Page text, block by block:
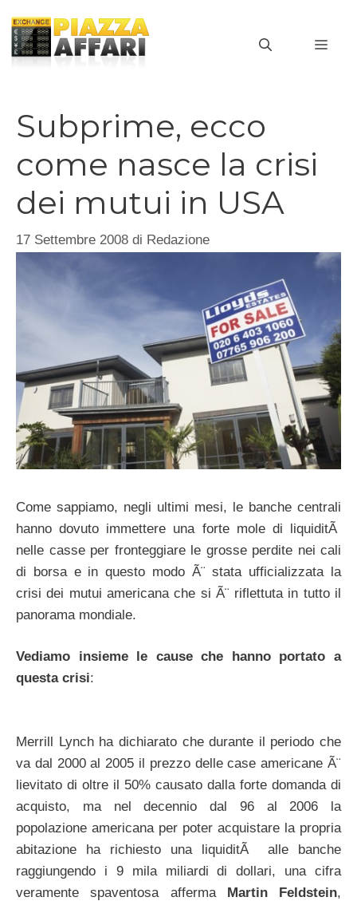
contenuto
Subprime, ecco
come nasce la crisi
dei mutui in USA
17 Settembre 2008 di Redazione
Come sappiamo, negli ultimi mesi, le banche centrali
hanno dovuto immettere una forte mole di liquiditÃ
nelle casse per fronteggiare le grosse perdite nei cali
di borsa e in questo modo Ã¨ stata ufficializzata la
crisi dei mutui americana che si Ã¨ riflettuta in tutto il
panorama mondiale.
Vediamo insieme le cause che hanno portato a
questa crisi:
Merrill Lynch ha dichiarato che durante il periodo che
va dal 2000 al 2005 il prezzo delle case americane Ã¨
lievitato di oltre il 50% causato dalla forte domanda di
acquisto, ma nel decennio dal 96 al 2006 la
popolazione americana per poter acquistare la propria
abitazione ha richiesto una liquiditÃ alle banche
raggiungendo i 9 mila miliardi di dollari, una cifra
veramente spaventosa afferma Martin Feldstein,